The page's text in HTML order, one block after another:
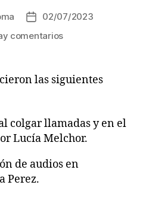
Fecha
de
02/07/2023
comentariosen
octubre
2022
las siguientes
colgar llamadas y en el
Lucía Melchor.
de audios en
Perez.